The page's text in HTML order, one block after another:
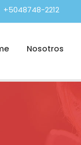
+5048748-2212
Nosotros